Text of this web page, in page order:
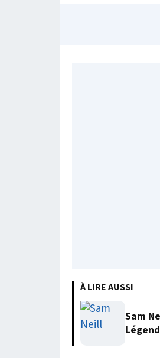
À LIRE AUSSI
Sam